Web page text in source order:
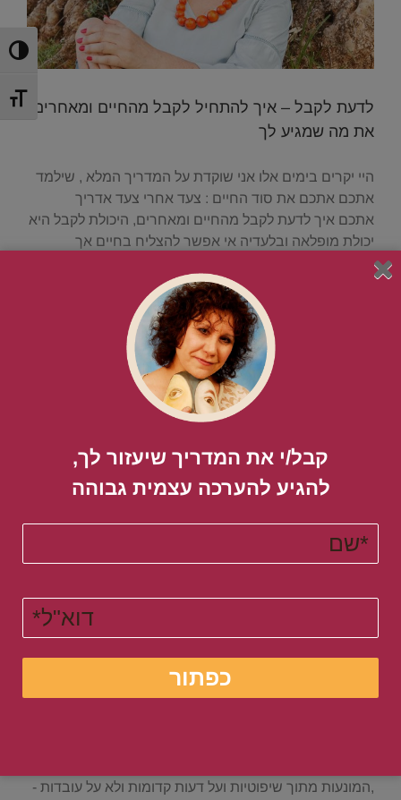
מתג לדעת לקבל – איך להתחיל לקבל מהחיים ומאחרים
את מה שמגיע לך
היי יקרים בימים אלו אני שוקדת על המדריך המלא , שילמד
אתכם אתכם את סוד החיים : צעד אחרי צעד אדריך
אתכם איך לדעת לקבל מהחיים ומאחרים, היכולת לקבל היא
יכולת מופלאה ובלעדיה אי אפשר להצליח בחיים אך
הכלים וההנחיות המתאימות מכיוון שהנושא הוא קריטי עבר
שיפוטיות איך היא הורסת לך את הביטחון העצמי?
,המונעות מתוך שיפוטיות ועל דעות קדומות ולא על עובדות -
קבל/י את המדריך שיעזור לך,
להגיע להערכה עצמית גבוהה​